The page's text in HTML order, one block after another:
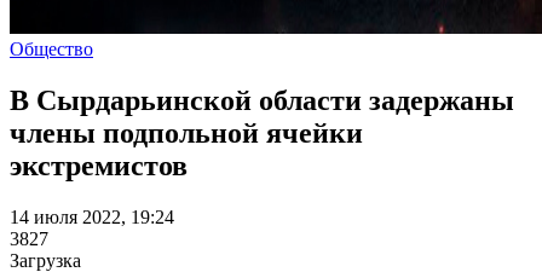
Общество
В Сырдарьинской области задержаны
члены подпольной ячейки
экстремистов
14 июля 2022, 19:24
3827
Загрузка